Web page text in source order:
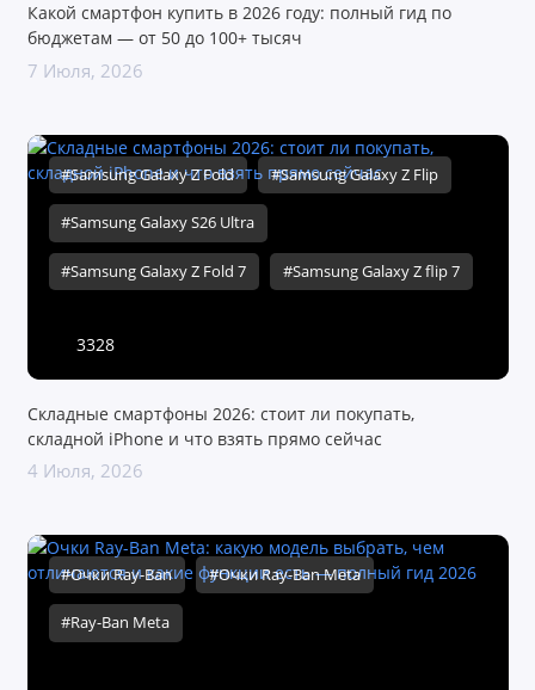
Какой смартфон купить в 2026 году: полный гид по
бюджетам — от 50 до 100+ тысяч
7 Июля, 2026
#Samsung Galaxy Z Fold #Samsung Galaxy Z Flip
#Samsung Galaxy S26 Ultra
#Samsung Galaxy Z Fold 7 #Samsung Galaxy Z flip 7
3328
Складные смартфоны 2026: стоит ли покупать,
складной iPhone и что взять прямо сейчас
4 Июля, 2026
#Очки Ray-Ban #Очки Ray-Ban Meta
#Ray-Ban Meta